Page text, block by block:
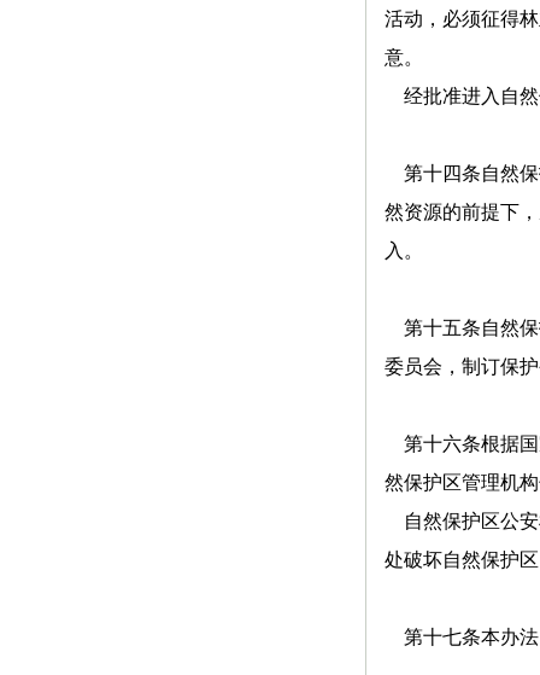
活动，必须征得
意。
经批准进入自然
第十四条自然保
然资源的前提下
入。
第十五条自然保
委员会，制订保
第十六条根据国
然保护区管理机
自然保护区公安
处破坏自然保护
第十七条本办